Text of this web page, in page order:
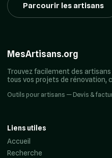
Parcourir les artisans
MesArtisans.org
Trouvez facilement des
tous vos projets de rénovation,
Outils pour artisans — Devis &
Liens utiles
Accueil
Recherche